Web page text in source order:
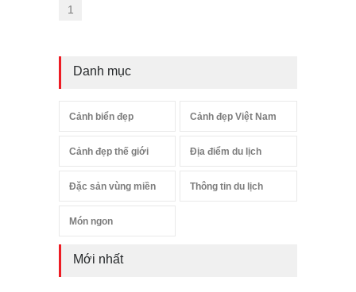
1
Danh mục
Cảnh biển đẹp Cảnh đẹp Việt Nam
Cảnh đẹp thế giới Địa điểm du lịch
Đặc sản vùng miền Thông tin du lịch
Món ngon
Mới nhất